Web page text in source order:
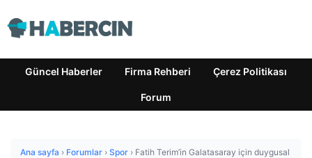
Güncel Haberler Firma Rehberi Çerez Politikası
Forum
Ana sayfa › Forumlar › Spor › Fatih Terim’in Galatasaray için duygusal